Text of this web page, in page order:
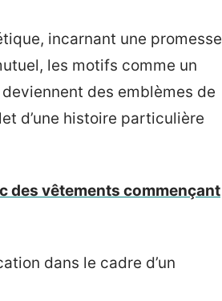
incarnant une promesse
les motifs comme un
des emblèmes de
d’une histoire particulière
des vêtements commençant
dans le cadre d’un